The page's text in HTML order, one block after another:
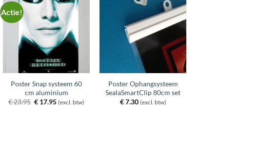
Actie!
Poster Snap systeem 60
cm aluminium
€23.95 Oorspronkelijke
€ 17.95Huidige
prijs
(excl. btw)
Poster Ophangsysteem
SealaSmartClip 80cm set
€7.30 (excl. btw)